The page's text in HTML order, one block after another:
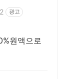
광고
원액으로